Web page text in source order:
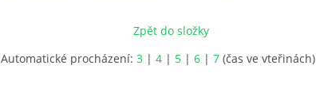
Zpět do složky
Automatické procházení: 3 | 4 | 5 | 6 | 7 (čas ve vteřinách)